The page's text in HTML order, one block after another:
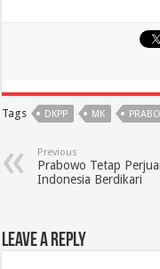
Tags DKPP MK
Previous
Prabowo Tetap
Indonesia Berdikari
Leave a Reply